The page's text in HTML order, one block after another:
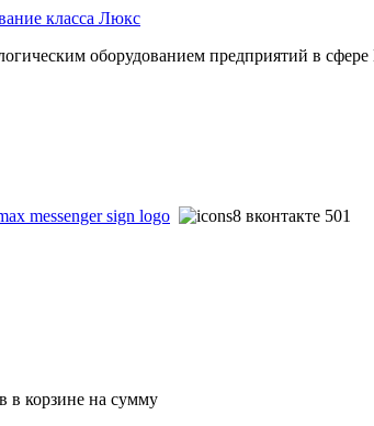
оборудованием предприятий в сфере
в корзине на сумму